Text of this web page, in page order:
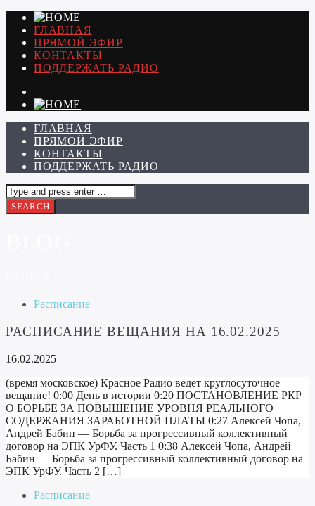
ГЛАВНАЯ
ПРЯМОЙ ЭФИР
КОНТАКТЫ
ПОДДЕРЖАТЬ РАДИО
ГЛАВНАЯ
ПРЯМОЙ ЭФИР
КОНТАКТЫ
ПОДДЕРЖАТЬ РАДИО
Расписание
РАСПИСАНИЕ ВЕЩАНИЯ НА 16.02.2025
16.02.2025
(время московское) Красное Радио ведет круглосуточное
вещание! 0:00 День в истории 0:20 ПОСТАНОВЛЕНИЕ РКР
О БОРЬБЕ ЗА ПОВЫШЕНИЕ УРОВНЯ РЕАЛЬНОГО
СОДЕРЖАНИЯ ЗАРАБОТНОЙ ПЛАТЫ 0:27 Алексей Чопа,
Андрей Бабин — Борьба за прогрессивный коллективный
договор на ЭПК УрФУ. Часть 1 0:38 Алексей Чопа, Андрей
Бабин — Борьба за прогрессивный коллективный договор на
ЭПК УрФУ. Часть 2 […]
Расписание